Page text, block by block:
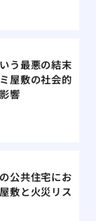
う最悪の結末
屋敷の社会的
響
公共住宅にお
敷と火災リス